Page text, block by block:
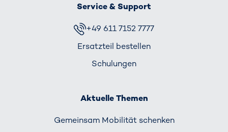
Service & Support
+49 611 7152 7777
Ersatzteil bestellen
Schulungen
Aktuelle Themen
Gemeinsam Mobilität schenken